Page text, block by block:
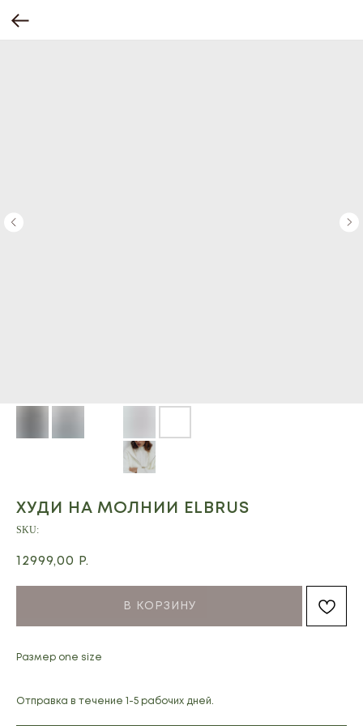
ХУДИ НА МОЛНИИ ELBRUS
SKU:
12999,00 Р.
В КОРЗИНУ
Размер one size
Отправка в течение 1-5 рабочих дней.